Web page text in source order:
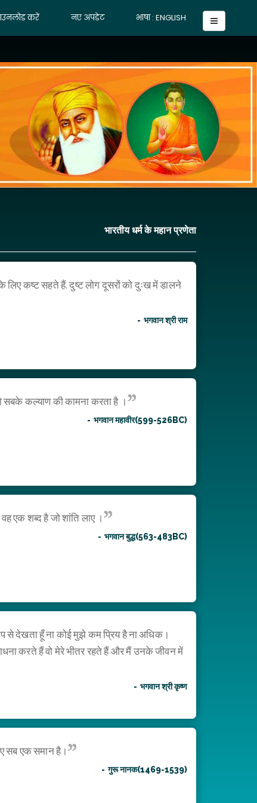
करें नए अपडेट भाषा : ENGLISH
भारतीय धर्म के महान प्रणेता
कष्ट सहते हैं. दुष्ट लोग दूसरों को दुःख में डालने
भगवान श्री राम
सबके कल्याण की कामना करता है ।
भगवान महावीर(599-526BC)
एक शब्द है जो शांति लाए ।
भगवान बुद्ध(563-483BC)
से देखता हूँ ना कोई मुझे कम प्रिय है ना अधिक।
करते हैं वो मेरे भीतर रहते हैं और मैं उनके जीवन में
भगवान श्री कृष्ण
सब एक समान है।
गुरू नानक(1469-1539)